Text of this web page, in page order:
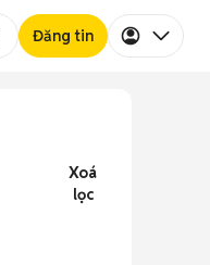
Đăng tin
Xoá
lọc